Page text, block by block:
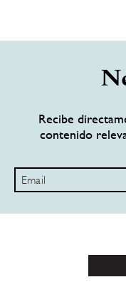
Recibe
contenido